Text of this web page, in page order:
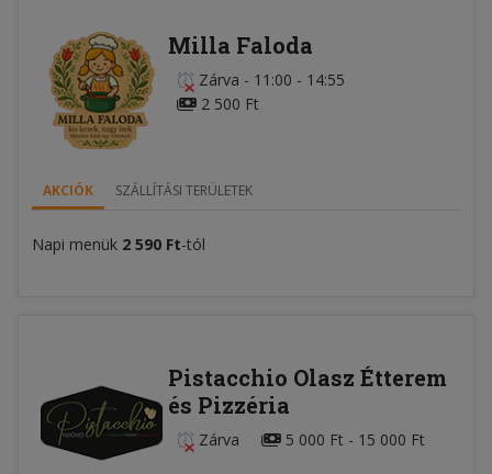
Milla Faloda
Zárva - 11:00 - 14:55
2 500 Ft
AKCIÓK SZÁLLÍTÁSI TERÜLETEK
Napi menük 2 590 Ft-tól
Pistacchio Olasz Étterem
és Pizzéria
Zárva 5 000 Ft - 15 000 Ft